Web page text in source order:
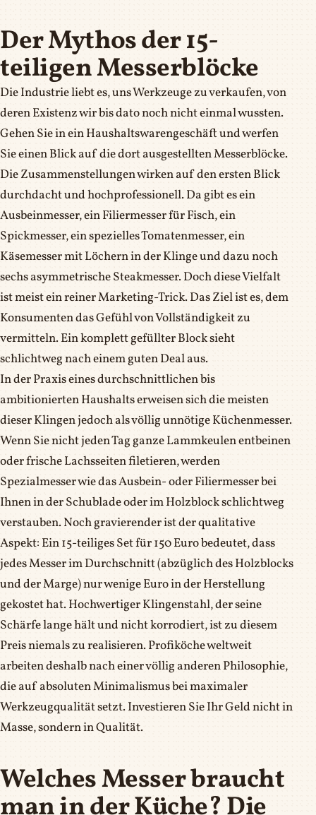
Der Mythos der 15-
teiligen Messerblöcke
Die Industrie liebt es, uns Werkzeuge zu verkaufen, von
deren Existenz wir bis dato noch nicht einmal wussten.
Gehen Sie in ein Haushaltswarengeschäft und werfen
Sie einen Blick auf die dort ausgestellten Messerblöcke.
Die Zusammenstellungen wirken auf den ersten Blick
durchdacht und hochprofessionell. Da gibt es ein
Ausbeinmesser, ein Filiermesser für Fisch, ein
Spickmesser, ein spezielles Tomatenmesser, ein
Käsemesser mit Löchern in der Klinge und dazu noch
sechs asymmetrische Steakmesser. Doch diese Vielfalt
ist meist ein reiner Marketing-Trick. Das Ziel ist es, dem
Konsumenten das Gefühl von Vollständigkeit zu
vermitteln. Ein komplett gefüllter Block sieht
schlichtweg nach einem guten Deal aus.
In der Praxis eines durchschnittlichen bis
ambitionierten Haushalts erweisen sich die meisten
dieser Klingen jedoch als völlig unnötige Küchenmesser.
Wenn Sie nicht jeden Tag ganze Lammkeulen entbeinen
oder frische Lachsseiten filetieren, werden
Spezialmesser wie das Ausbein- oder Filiermesser bei
Ihnen in der Schublade oder im Holzblock schlichtweg
verstauben. Noch gravierender ist der qualitative
Aspekt: Ein 15-teiliges Set für 150 Euro bedeutet, dass
jedes Messer im Durchschnitt (abzüglich des Holzblocks
und der Marge) nur wenige Euro in der Herstellung
gekostet hat. Hochwertiger Klingenstahl, der seine
Schärfe lange hält und nicht korrodiert, ist zu diesem
Preis niemals zu realisieren. Profiköche weltweit
arbeiten deshalb nach einer völlig anderen Philosophie,
die auf absoluten Minimalismus bei maximaler
Werkzeugqualität setzt. Investieren Sie Ihr Geld nicht in
Masse, sondern in Qualität.
Welches Messer braucht